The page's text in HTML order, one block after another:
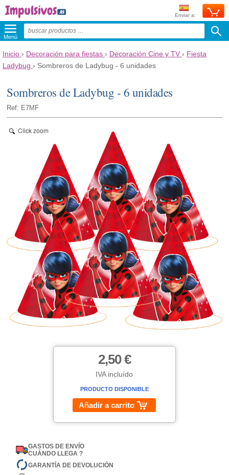
Enviar a:
Menú
Inicio › Decoración para fiestas › Decoración Cine y TV › Fiesta
Ladybug › Sombreros de Ladybug - 6 unidades
Sombreros de Ladybug - 6 unidades
Ref: E7MF
Click zoom
2,50 €
IVA incluído
PRODUCTO DISPONIBLE
Añadir a carrito
GASTOS DE ENVÍO
CUÁNDO LLEGA ?
GARANTÍA DE DEVOLUCIÓN